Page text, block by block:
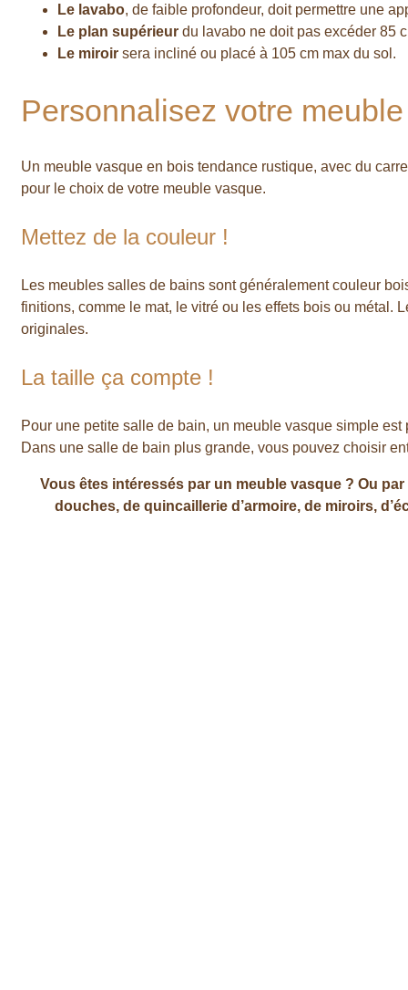
Le lavabo, de faible profondeur, doit permettre une
Le plan supérieur du lavabo ne doit pas excéder 85
Le miroir sera incliné ou placé à 105 cm max du sol.
Personnalisez votre
Un meuble vasque en bois tendance rustique, avec du
pour le choix de votre meuble vasque.
Mettez de la couleur !
Les meubles salles de bains sont généralement couleur
finitions, comme le mat, le vitré ou les effets bois ou métal.
originales.
La taille ça compte !
Pour une petite salle de bain, un meuble vasque simple
Dans une salle de bain plus grande, vous pouvez choisir
Vous êtes intéressés par un meuble vasque ? Ou
douches, de quincaillerie d’armoire, de miroirs,